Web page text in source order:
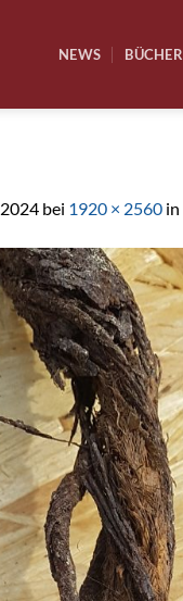
NEWS BÜCHER
bei 1920 × 2560 in